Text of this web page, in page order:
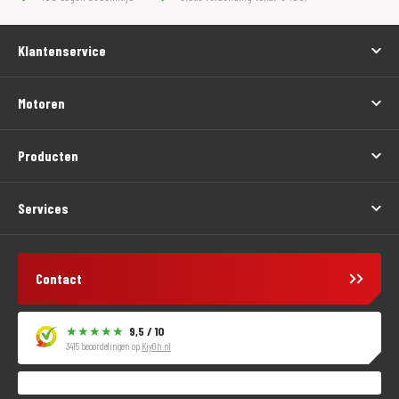
Klantenservice
Motoren
Producten
Services
Contact
9,5 / 10
3415 beoordelingen op KiyOh.nl